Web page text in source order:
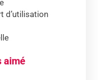
d’utilisation
aimé